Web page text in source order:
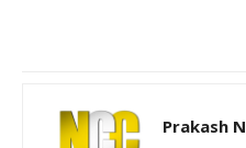
Prakash N